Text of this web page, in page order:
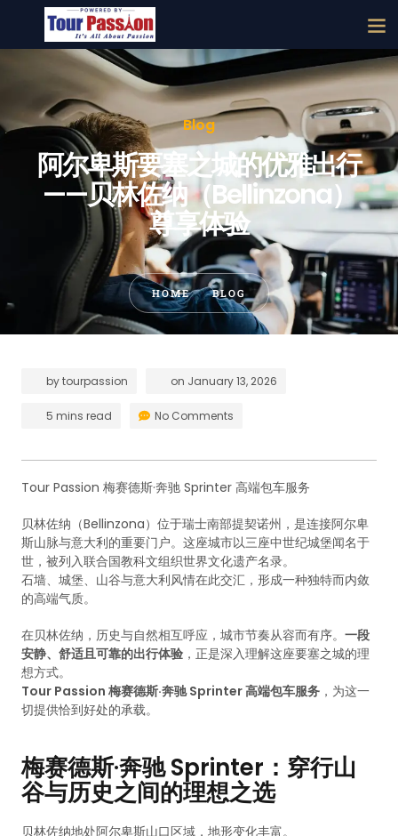
Blog
阿尔卑斯要塞之城的优雅出行
——贝林佐纳（Bellinzona）
尊享体验
HOME BLOG
bytourpassion on January 13, 2026
5 mins read No Comments
Tour Passion 梅赛德斯·奔驰 Sprinter 高端包车服务
贝林佐纳（Bellinzona）位于瑞士南部提契诺州，是连接阿尔卑
斯山脉与意大利的重要门户。这座城市以三座中世纪城堡闻名于
世，被列入联合国教科文组织世界文化遗产名录。
石墙、城堡、山谷与意大利风情在此交汇，形成一种独特而内敛
的高端气质。
在贝林佐纳，历史与自然相互呼应，城市节奏从容而有序。 一段
安静、舒适且可靠的出行体验 ，正是深入理解这座要塞之城的理
想方式。
Tour Passion 梅赛德斯·奔驰 Sprinter 高端包车服务 ，为这一
切提供恰到好处的承载。
梅赛德斯·奔驰 Sprinter：穿行山
谷与历史之间的理想之选
贝林佐纳地处阿尔卑斯山口区域，地形变化丰富。